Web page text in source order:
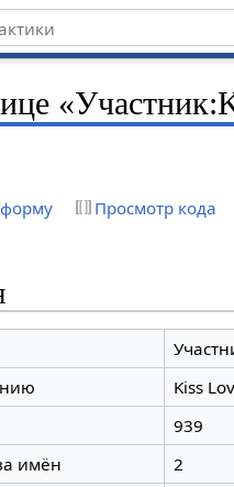
Просмотр кода
Kiss
939
имён
2